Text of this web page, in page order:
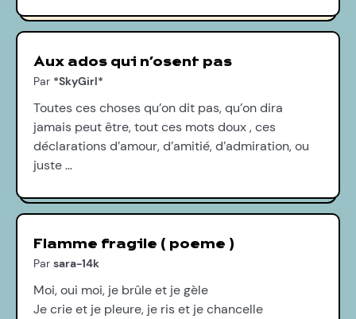
Aux ados qui n’osent pas
Par *SkyGirl*
Toutes ces choses qu’on dit pas, qu’on dira
jamais peut être, tout ces mots doux , ces
déclarations d’amour, d’amitié, d’admiration, ou
juste …
Flamme fragile ( poeme )
Par sara-14k
Moi, oui moi, je brûle et je gèle
Je crie et je pleure, je ris et je chancelle